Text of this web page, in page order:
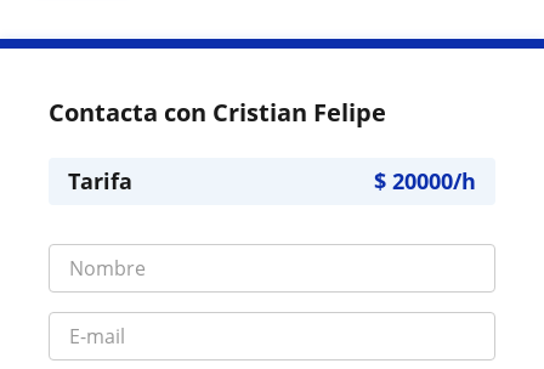
Contacta con Cristian Felipe
Tarifa $ 20000/h